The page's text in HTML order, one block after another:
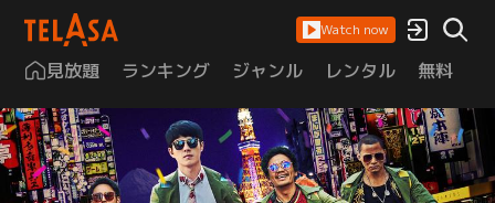
Watch now
見放題 ランキング ジャンル レンタル 無料